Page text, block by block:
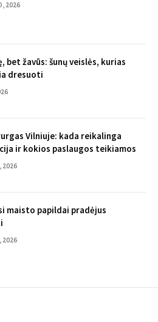
2026
bet žavūs: šunų veislės, kurias
dresuoti
Vilniuje: kada reikalinga
ir kokios paslaugos teikiamos
2026
maisto papildai pradėjus
2026